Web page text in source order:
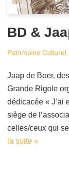
BD &
Patrimoine Culturel
Jaap de Boer,
Grande Rigole
dédicacée « J’ai
siège de
celles/ceux qui
la suite »